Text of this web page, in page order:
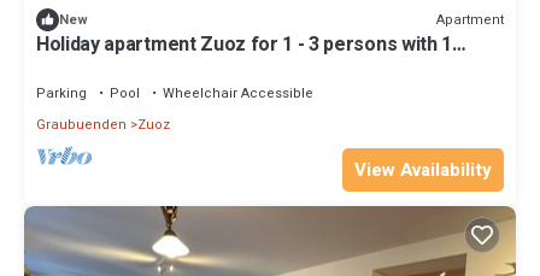
New Apartment
Holiday apartment Zuoz for 1 - 3 persons with 1
Parking Pool
Wheelchair Accessible
Graubuenden
Zuoz
View Availability